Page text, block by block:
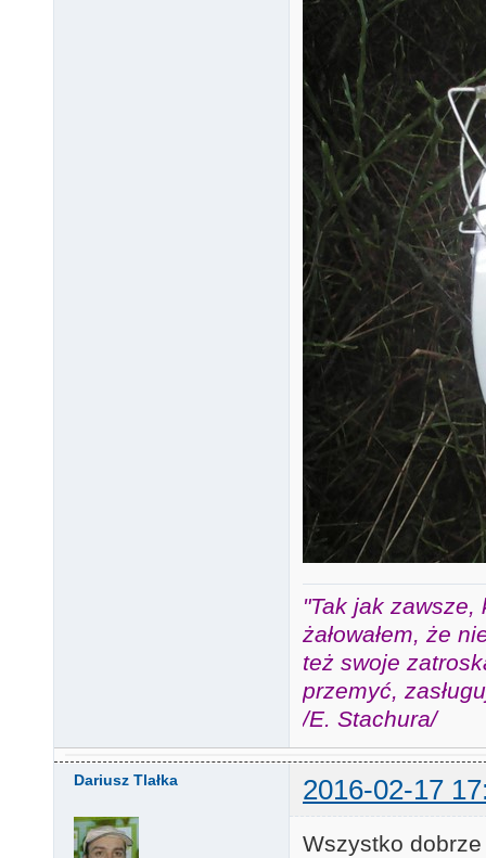
"Tak jak zawsze,
żałowałem, że
też swoje
przemyć,
/E. Stachura/
Dariusz Tlałka 2016-02-17
Wszystko